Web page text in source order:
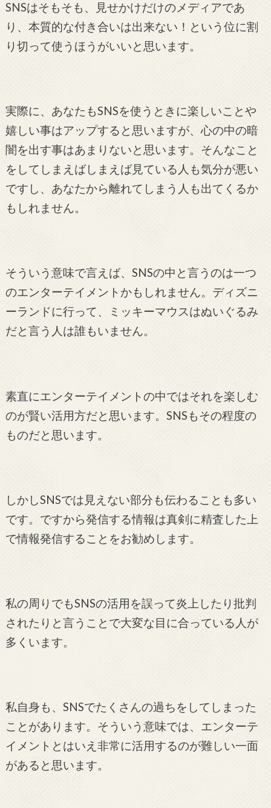
SNSはそもそも、見せかけだけのメディアであ
り、本質的な付き合いは出来ない！という位に割
り切って使うほうがいいと思います。
実際に、あなたもSNSを使うときに楽しいことや
嬉しい事はアップすると思いますが、心の中の暗
闇を出す事はあまりないと思います。そんなこと
をしてしまえばしまえば見ている人も気分が悪い
ですし、あなたから離れてしまう人も出てくるか
もしれません。
そういう意味で言えば、SNSの中と言うのは一つ
のエンターテイメントかもしれません。ディズニ
ーランドに行って、ミッキーマウスはぬいぐるみ
だと言う人は誰もいません。
素直にエンターテイメントの中ではそれを楽しむ
のが賢い活用方だと思います。SNSもその程度の
ものだと思います。
しかしSNSでは見えない部分も伝わることも多い
です。ですから発信する情報は真剣に精査した上
で情報発信することをお勧めします。
私の周りでもSNSの活用を誤って炎上したり批判
されたりと言うことで大変な目に合っている人が
多くいます。
私自身も、SNSでたくさんの過ちをしてしまった
ことがあります。そういう意味では、エンターテ
イメントとはいえ非常に活用するのが難しい一面
があると思います。